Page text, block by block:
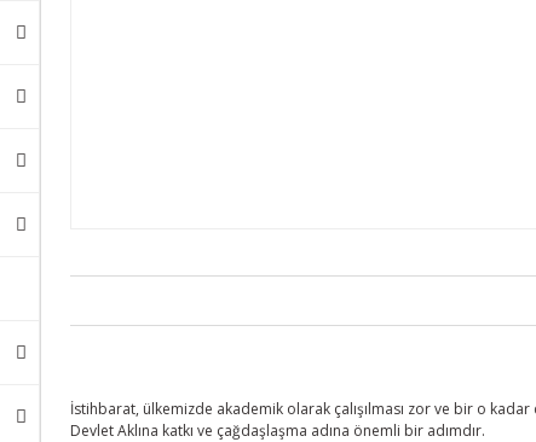
İstihbarat, ülkemizde akademik olarak çalışılması zor ve bir o
Devlet Aklına katkı ve çağdaşlaşma adına önemli bir adımdır.